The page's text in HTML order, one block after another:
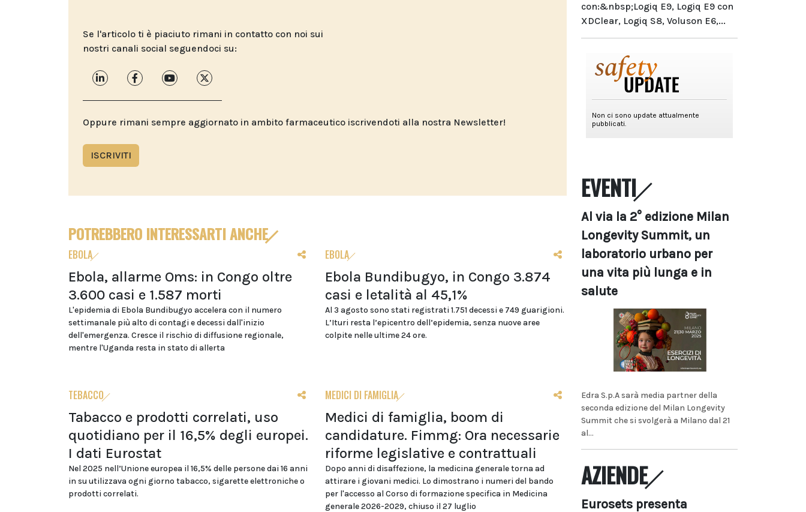
Se l'articolo ti è piaciuto rimani in contatto con noi sui
nostri canali social seguendoci su:
Oppure rimani sempre aggiornato in ambito farmaceutico iscrivendoti alla nostra Newsletter!
ISCRIVITI
POTREBBERO INTERESSARTI ANCHE
EBOLA
Ebola, allarme Oms: in Congo oltre
3.600 casi e 1.587 morti
L'epidemia di Ebola Bundibugyo accelera con il numero
settimanale più alto di contagi e decessi dall'inizio
dell'emergenza. Cresce il rischio di diffusione regionale,
mentre l'Uganda resta in stato di allerta
EBOLA
Ebola Bundibugyo, in Congo 3.874
casi e letalità al 45,1%
Al 3 agosto sono stati registrati 1.751 decessi e 749 guarigioni.
L’Ituri resta l’epicentro dell’epidemia, senza nuove aree
colpite nelle ultime 24 ore.
TEBACCO
Tabacco e prodotti correlati, uso
quotidiano per il 16,5% degli europei.
I dati Eurostat
Nel 2025 nell’Unione europea il 16,5% delle persone dai 16 anni
in su utilizzava ogni giorno tabacco, sigarette elettroniche o
prodotti correlati.
MEDICI DI FAMIGLIA
Medici di famiglia, boom di
candidature. Fimmg: Ora necessarie
riforme legislative e contrattuali
Dopo anni di disaffezione, la medicina generale torna ad
attirare i giovani medici. Lo dimostrano i numeri del bando
per l'accesso al Corso di formazione specifica in Medicina
generale 2026-2029, chiuso il 27 luglio
con:&nbsp;Logiq E9, Logiq E9 con
XDClear, Logiq S8, Voluson E6,...
EVENTI
Al via la 2° edizione Milan
Longevity Summit, un
laboratorio urbano per
una vita più lunga e in
salute
Edra S.p.A sarà media partner della
seconda edizione del Milan Longevity
Summit che si svolgerà a Milano dal 21
al...
AZIENDE
Eurosets presenta